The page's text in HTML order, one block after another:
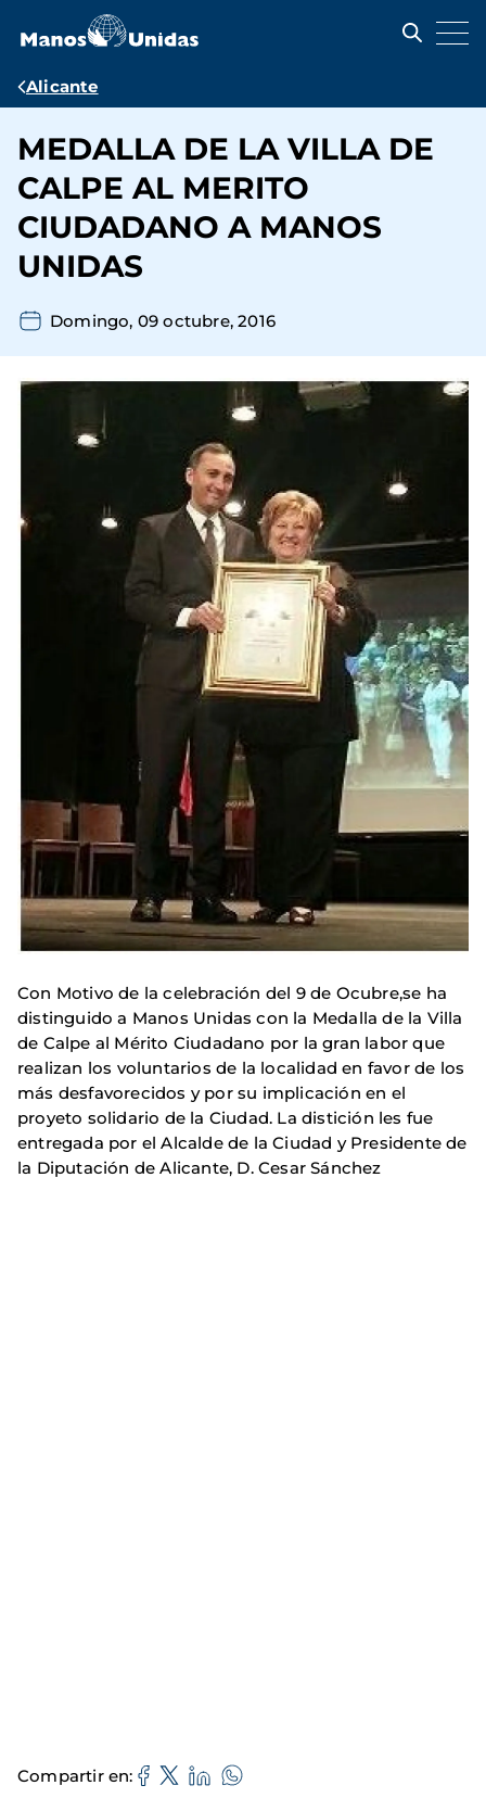
contenido
Ruta
navegación
Alicante
MEDALLA DE LA VILLA DE
CALPE AL MERITO
CIUDADANO A MANOS
UNIDAS
Domingo, 09 octubre, 2016
Con Motivo de la celebración del 9 de Ocubre,se ha
distinguido a Manos Unidas con la Medalla de la Villa
de Calpe al Mérito Ciudadano por la gran labor que
realizan los voluntarios de la localidad en favor de los
más desfavorecidos y por su implicación en el
proyeto solidario de la Ciudad. La distición les fue
entregada por el Alcalde de la Ciudad y Presidente de
la Diputación de Alicante, D. Cesar Sánchez
Compartir en